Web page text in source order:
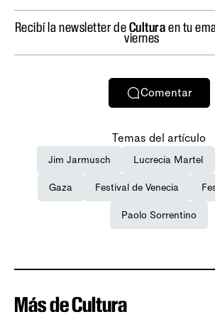
Recibí la newsletter deCulturaen tu
viernes
Comentar
Temas del artículo
Jim Jarmusch Lucrecia Martel
Gaza Festival de Venecia
Paolo Sorrentino
Más de Cultura